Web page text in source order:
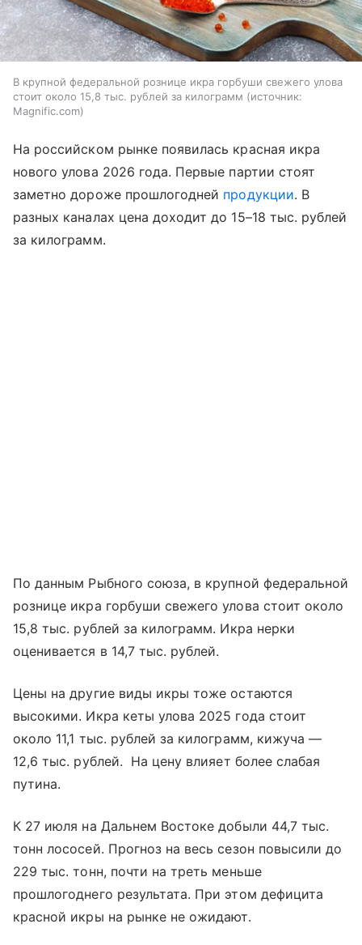
В крупной федеральной рознице икра горбуши свежего улова
стоит около 15,8 тыс. рублей за килограмм
источник:
Magnific.com
На российском рынке появилась красная икра
нового улова 2026 года. Первые партии стоят
заметно дороже прошлогодней продукции. В
разных каналах цена доходит до 15–18 тыс. рублей
за килограмм.
По данным Рыбного союза, в крупной федеральной
рознице икра горбуши свежего улова стоит около
15,8 тыс. рублей за килограмм. Икра нерки
оценивается в 14,7 тыс. рублей.
Цены на другие виды икры тоже остаются
высокими. Икра кеты улова 2025 года стоит
около 11,1 тыс. рублей за килограмм, кижуча —
12,6 тыс. рублей. На цену влияет более слабая
путина.
К 27 июля на Дальнем Востоке добыли 44,7 тыс.
тонн лососей. Прогноз на весь сезон повысили до
229 тыс. тонн, почти на треть меньше
прошлогоднего результата. При этом дефицита
красной икры на рынке не ожидают.